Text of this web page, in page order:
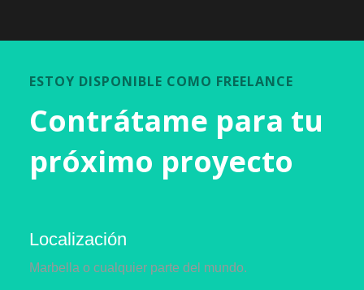
ESTOY DISPONIBLE COMO FREELANCE
Contrátame para tu
próximo proyecto
Localización
Marbella o cualquier parte del mundo.